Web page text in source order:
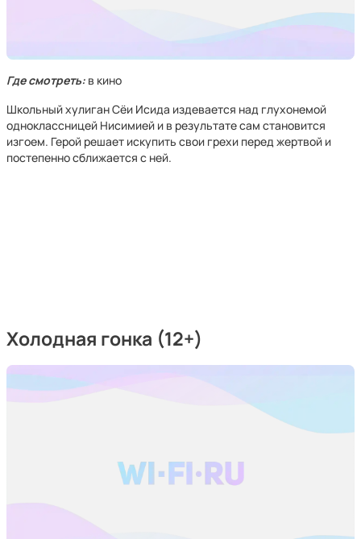
Где смотреть: в кино
Школьный хулиган Сёи Исида издевается над глухонемой
одноклассницей Нисимией и в результате сам становится
изгоем. Герой решает искупить свои грехи перед жертвой и
постепенно сближается с ней.
Холодная гонка (12+)